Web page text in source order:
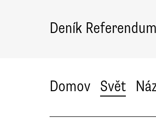
Deník Referendum
Domov Svět